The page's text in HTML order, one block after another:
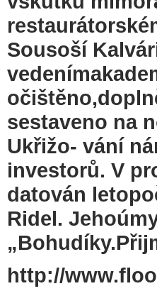
Sousoší
sestaveno na
Ukřižo- vání
investorů. V
datován
Ridel.
http://